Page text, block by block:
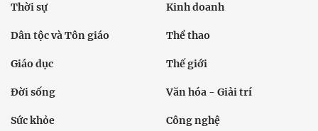
Thời sự Kinh doanh
Dân tộc và Tôn giáo Thể thao
Giáo dục Thế giới
Đời sống Văn hóa - Giải trí
Sức khỏe Công nghệ